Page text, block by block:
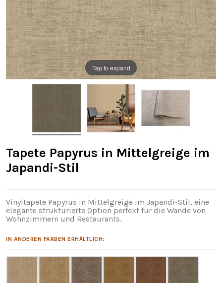
Tap to expand
Tapete Papyrus in Mittelgreige im
Japandi-Stil
Vinyltapete Papyrus in Mittelgreige im Japandi-Stil, eine
elegante strukturierte Option perfekt für die Wände von
Wohnzimmern und Restaurants.
IN ANDEREN FARBEN ERHÄLTLICH: